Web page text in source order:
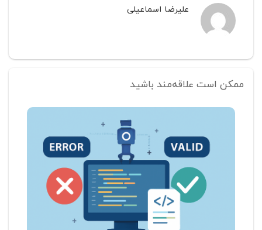
علیرضا اسماعیلی
ممکن است علاقه‌مند باشید